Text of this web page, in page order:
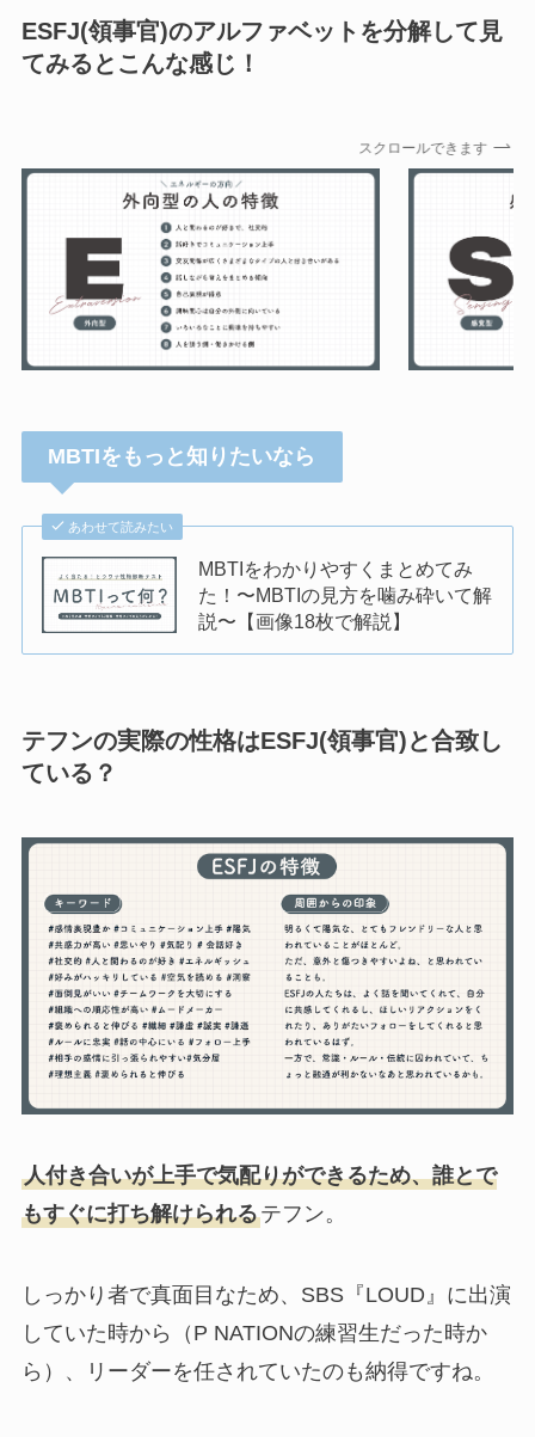
ESFJ(領事官)のアルファベットを分解して見
てみるとこんな感じ！
スクロールできます
MBTIをもっと知りたいなら
あわせて読みたい
MBTIをわかりやすくまとめてみ
た！〜MBTIの見方を噛み砕いて解
説〜【画像18枚で解説】
テフンの実際の性格はESFJ(領事官)と合致し
ている？
人付き合いが上手で気配りができるため、誰とで
もすぐに打ち解けられるテフン。
しっかり者で真面目なため、SBS『LOUD』に出演
していた時から（P NATIONの練習生だった時か
ら）、リーダーを任されていたのも納得ですね。